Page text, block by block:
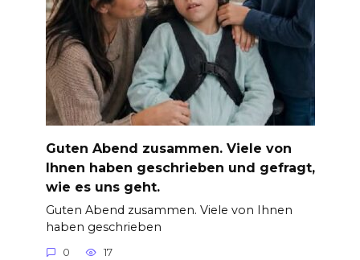
Guten Abend zusammen. Viele von
Ihnen haben geschrieben und gefragt,
wie es uns geht.
Guten Abend zusammen. Viele von Ihnen
haben geschrieben
0 17